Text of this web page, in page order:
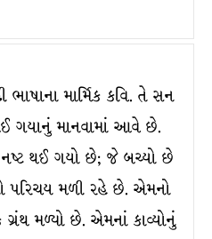
ભાષાના માર્મિક કવિ. તે સન
ગયાનું માનવામાં આવે છે.
નષ્ટ થઈ ગયો છે; જે બચ્યો છે
પરિચય મળી રહે છે. એમનો
ગ્રંથ મળ્યો છે. એમનાં કાવ્યોનું